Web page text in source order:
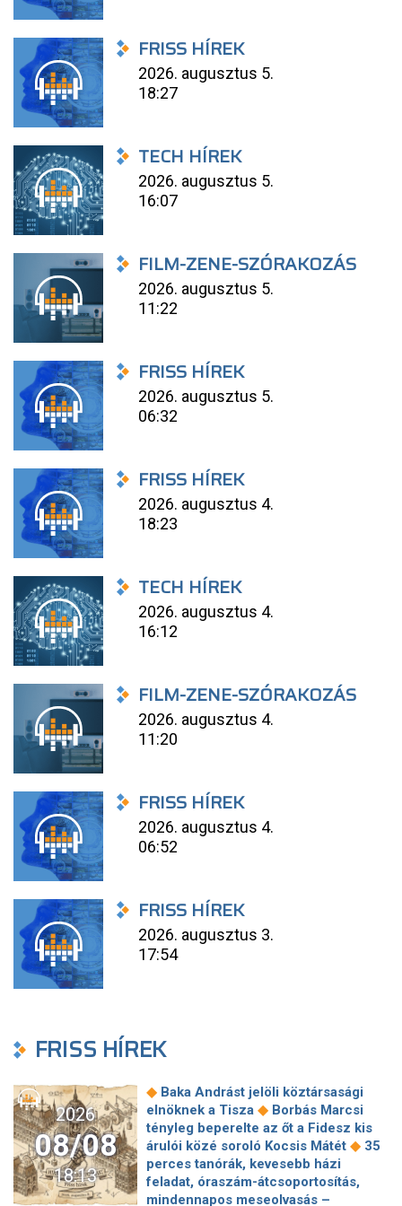
FRISS HÍREK
2026. augusztus 5.
18:27
TECH HÍREK
2026. augusztus 5.
16:07
FILM-ZENE-SZÓRAKOZÁS
2026. augusztus 5.
11:22
FRISS HÍREK
2026. augusztus 5.
06:32
FRISS HÍREK
2026. augusztus 4.
18:23
TECH HÍREK
2026. augusztus 4.
16:12
FILM-ZENE-SZÓRAKOZÁS
2026. augusztus 4.
11:20
FRISS HÍREK
2026. augusztus 4.
06:52
FRISS HÍREK
2026. augusztus 3.
17:54
FRISS HÍREK
2026
08/08
18:13
◆ Baka Andrást jelöli köztársasági
elnöknek a Tisza ◆ Borbás Marcsi
tényleg beperelte az őt a Fidesz kis
árulói közé soroló Kocsis Mátét ◆ 35
perces tanórák, kevesebb házi
feladat, óraszám-átcsoportosítás,
mindennapos meseolvasás –